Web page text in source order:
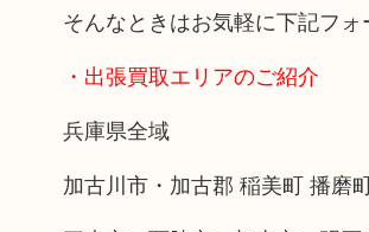
そんなときはお気軽に下記フォ
・出張買取エリアのご紹介
兵庫県全域
加古川市・加古郡 稲美町 播磨